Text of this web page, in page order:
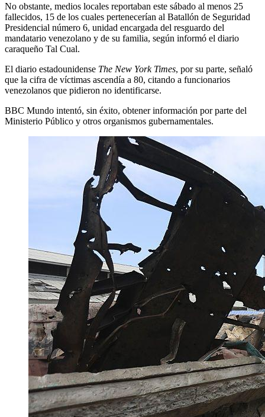
No obstante, medios locales reportaban este sábado al menos 25
fallecidos, 15 de los cuales pertenecerían al Batallón de Seguridad
Presidencial número 6, unidad encargada del resguardo del
mandatario venezolano y de su familia, según informó el diario
caraqueño Tal Cual.
El diario estadounidense The New York Times, por su parte, señaló
que la cifra de víctimas ascendía a 80, citando a funcionarios
venezolanos que pidieron no identificarse.
BBC Mundo intentó, sin éxito, obtener información por parte del
Ministerio Público y otros organismos gubernamentales.